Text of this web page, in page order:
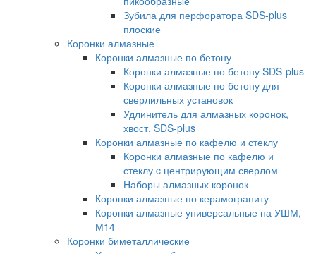
Зубила для перфоратора SDS-plus
плоские
Коронки алмазные
Коронки алмазные по бетону
Коронки алмазные по бетону SDS-plus
Коронки алмазные по бетону для
сверлильных установок
Удлинитель для алмазных коронок,
хвост. SDS-plus
Коронки алмазные по кафелю и стеклу
Коронки алмазные по кафелю и
стеклу c центрирующим сверлом
Наборы алмазных коронок
Коронки алмазные по керамограниту
Коронки алмазные универсальные на УШМ,
М14
Коронки биметаллические